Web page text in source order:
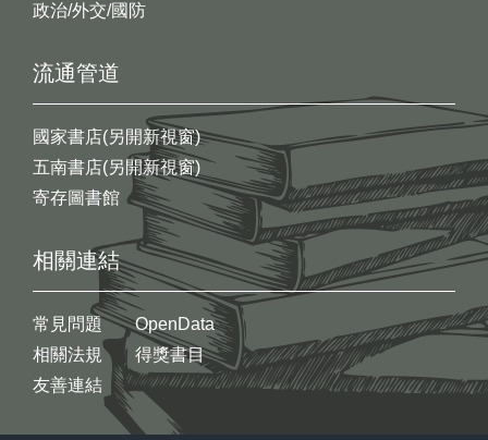
政治/外交/國防
流通管道
國家書店(另開新視窗)
五南書店(另開新視窗)
寄存圖書館
相關連結
常見問題
相關法規
友善連結
OpenData
得獎書目